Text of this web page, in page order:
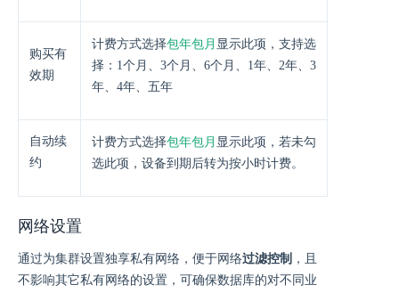
购买有
效期
计费方式选择包年包月 显示此项，支持选
择：1个月、3个月、6个月、1年、2年、3
年、4年、五年
自动续
约
计费方式选择包年包月 显示此项，若未勾
选此项，设备到期后转为按小时计费。
网络设置
通过为集群设置独享私有网络，便于网络过滤控制 ，且
不影响其它私有网络的设置，可确保数据库的对不同业